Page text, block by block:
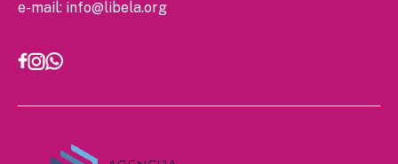
e-mail: info@libela.org